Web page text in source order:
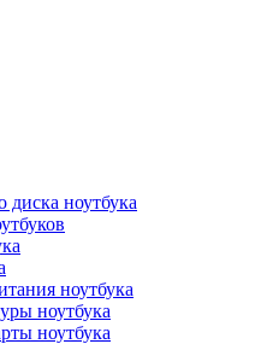
диска ноутбука
ноутбука
ноутбука
ноутбука